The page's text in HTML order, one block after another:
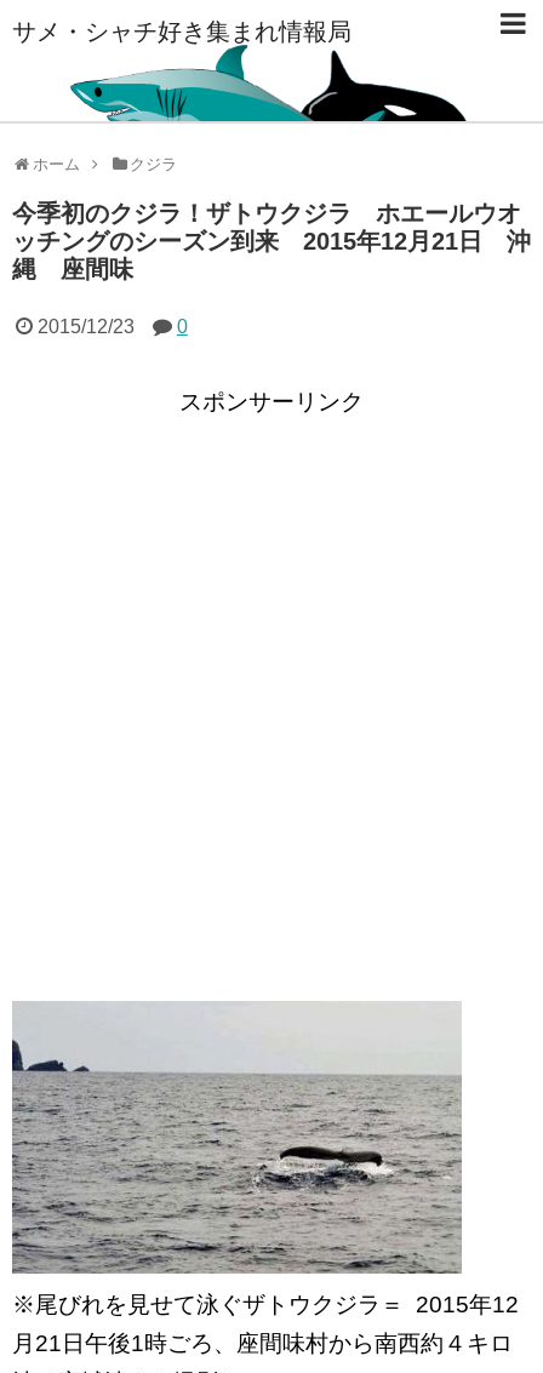
サメ・シャチ好き集まれ情報局
ホーム クジラ
今季初のクジラ！ザトウクジラ ホエールウオ
ッチングのシーズン到来 2015年12月21日 沖
縄 座間味
2015/12/23 0
スポンサーリンク
※尾びれを見せて泳ぐザトウクジラ＝ 2015年12
月21日午後1時ごろ、座間味村から南西約４キロ